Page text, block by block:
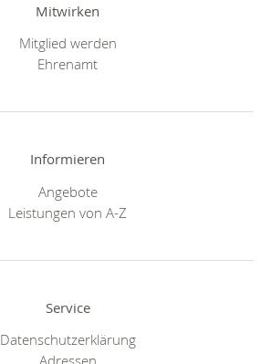
Mitwirken
Mitglied werden
Ehrenamt
Informieren
Angebote
Leistungen von A-Z
Service
Datenschutzerklärung